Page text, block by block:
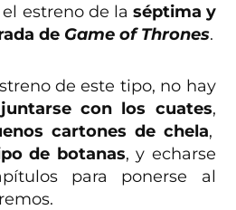
estreno de la séptima y
de Game of Thrones.
de este tipo, no hay
juntarse con los cuates,
cartones de chela,
de botanas, y echarse
para ponerse al